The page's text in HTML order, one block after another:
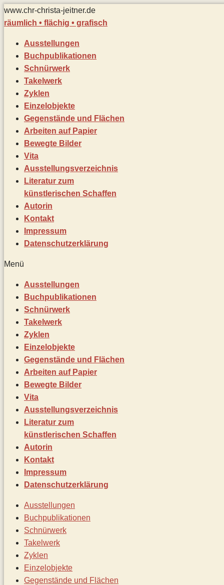
Zum
Inhalt
www.chr-christa-jeitner.de
räumlich • flächig • grafisch
Ausstellungen
Buchpublikationen
Schnürwerk
Takelwerk
Zyklen
Einzelobjekte
Gegenstände und Flächen
Arbeiten auf Papier
Bewegte Bilder
Vita
Ausstellungsverzeichnis
Literatur zum
künstlerischen Schaffen
Autorin
Kontakt
Impressum
Datenschutz­erklärung
Menü
Ausstellungen
Buchpublikationen
Schnürwerk
Takelwerk
Zyklen
Einzelobjekte
Gegenstände und Flächen
Arbeiten auf Papier
Bewegte Bilder
Vita
Ausstellungsverzeichnis
Literatur zum
künstlerischen Schaffen
Autorin
Kontakt
Impressum
Datenschutz­erklärung
Ausstellungen
Buchpublikationen
Schnürwerk
Takelwerk
Zyklen
Einzelobjekte
Gegenstände und Flächen